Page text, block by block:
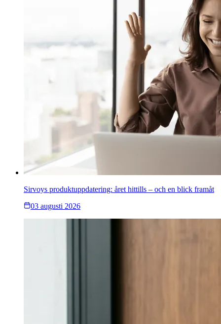
Sirvoys produktuppdatering: året hittills – och en blick framåt
03 augusti 2026